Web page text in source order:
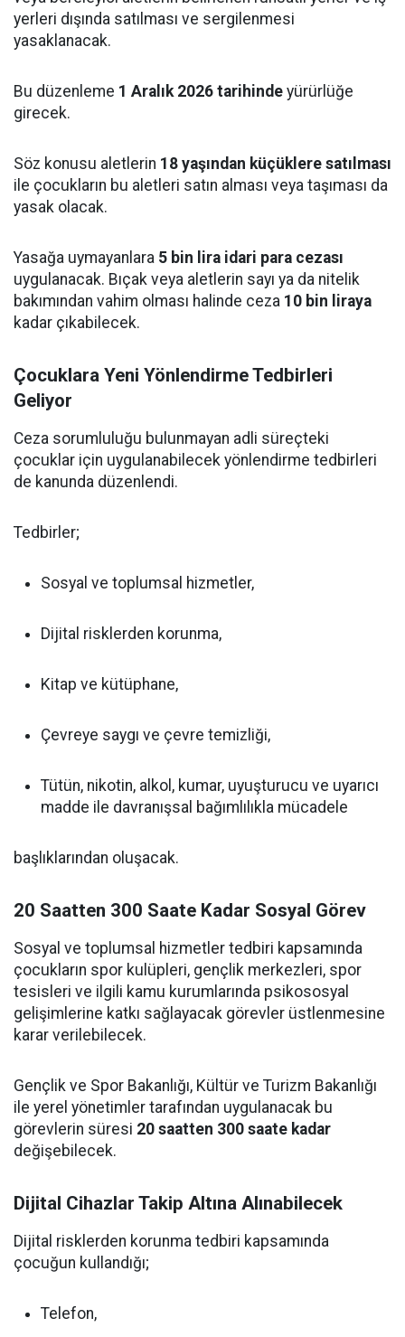
yerleri dışında satılması ve sergilenmesi
yasaklanacak.
Bu düzenleme 1 Aralık 2026 tarihinde yürürlüğe
girecek.
Söz konusu aletlerin 18 yaşından küçüklere satılması
ile çocukların bu aletleri satın alması veya taşıması da
yasak olacak.
Yasağa uymayanlara 5 bin lira idari para cezası
uygulanacak. Bıçak veya aletlerin sayı ya da nitelik
bakımından vahim olması halinde ceza 10 bin liraya
kadar çıkabilecek.
Çocuklara Yeni Yönlendirme Tedbirleri
Geliyor
Ceza sorumluluğu bulunmayan adli süreçteki
çocuklar için uygulanabilecek yönlendirme tedbirleri
de kanunda düzenlendi.
Tedbirler;
Sosyal ve toplumsal hizmetler,
Dijital risklerden korunma,
Kitap ve kütüphane,
Çevreye saygı ve çevre temizliği,
Tütün, nikotin, alkol, kumar, uyuşturucu ve uyarıcı
madde ile davranışsal bağımlılıkla mücadele
başlıklarından oluşacak.
20 Saatten 300 Saate Kadar Sosyal Görev
Sosyal ve toplumsal hizmetler tedbiri kapsamında
çocukların spor kulüpleri, gençlik merkezleri, spor
tesisleri ve ilgili kamu kurumlarında psikososyal
gelişimlerine katkı sağlayacak görevler üstlenmesine
karar verilebilecek.
Gençlik ve Spor Bakanlığı, Kültür ve Turizm Bakanlığı
ile yerel yönetimler tarafından uygulanacak bu
görevlerin süresi 20 saatten 300 saate kadar
değişebilecek.
Dijital Cihazlar Takip Altına Alınabilecek
Dijital risklerden korunma tedbiri kapsamında
çocuğun kullandığı;
Telefon,